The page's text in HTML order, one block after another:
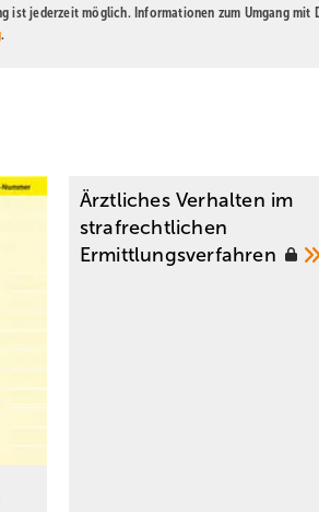
ist jederzeit möglich. Informationen zum Umgang mit
.
Ärztliches Verhalten im
strafrechtlichen
Ermittlungsverfahren